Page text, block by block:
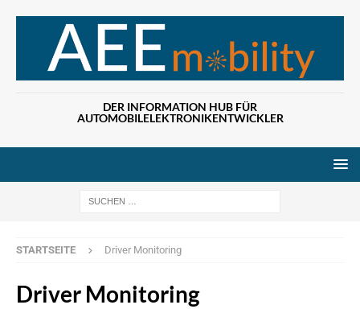
DER INFORMATION HUB FÜR
AUTOMOBILELEKTRONIKENTWICKLER
STARTSEITE Driver Monitoring
Driver Monitoring